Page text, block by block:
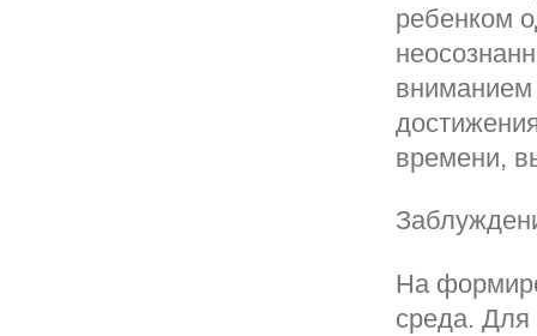
ребенком
вниманием
времени,
На
среда. Для